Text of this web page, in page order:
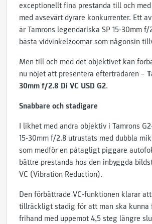
exceptionellt fina prestanda till och
med avsevärt dyrare konkurrenter. Ett
är Tamrons legendariska SP 15-30mm f/
bästa vidvinkelzoomar som någonsin
Men till och med det objektivet kan
nu nöjet att presentera efterträdaren –
30mm f/2.8 Di VC USD G2.
Snabbare och stadigare
I likhet med andra objektiv i Tamrons
15-30mm f/2.8 utrustats med dubbla
som medför en påtagligt piggare
bättre prestanda hos den inbyggda
VC (Vibration Reduction).
Den förbättrade VC-funktionen klarar
tillräckligt stadig för att man ska kunna
frihand med uppemot 4,5 steg längre